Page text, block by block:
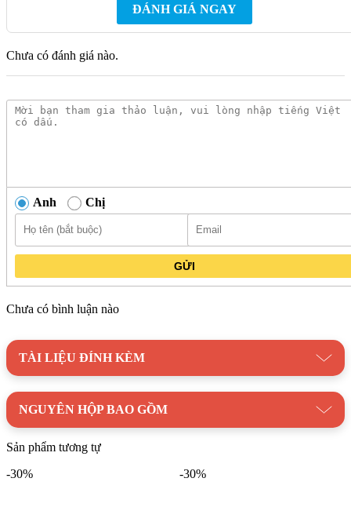
người dùng dễ dàng điều chỉnh theo nhu cầu thực tế.
sinh, đảm bảo tính tiện dụng trong quá trình sử dụng.
Vệ Sinh Luxta
ĐÁNH GIÁ NGAY
Chưa có đánh giá nào.
Anh Chị
GỬI
Chưa có bình luận nào
TÀI LIỆU ĐÍNH KÈM
NGUYÊN HỘP BAO GỒM
Sản phẩm tương tự
-30%
-30%